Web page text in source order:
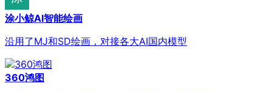
涂小鲸AI智能绘画
沿用了MJ和SD绘画，对接各大AI国内模型
360鸿图